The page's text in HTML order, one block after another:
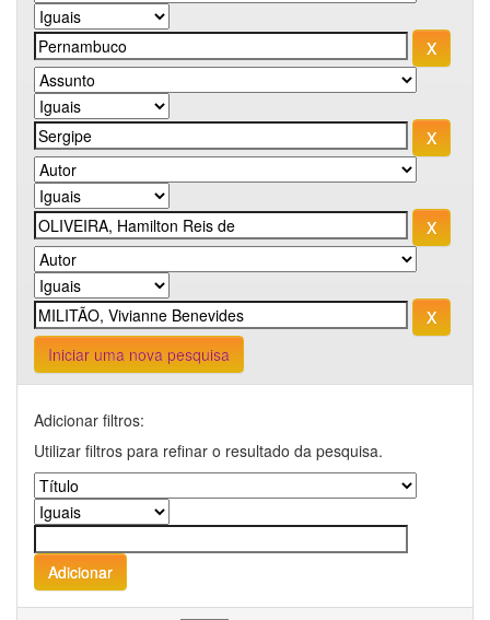
Iniciar uma nova pesquisa
Adicionar filtros:
Utilizar filtros para refinar o resultado da pesquisa.